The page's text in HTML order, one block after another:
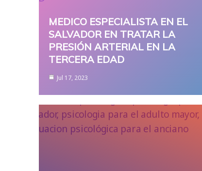
MEDICO ESPECIALISTA EN EL
SALVADOR EN TRATAR LA
PRESIÓN ARTERIAL EN LA
TERCERA EDAD
Jul 17, 2023